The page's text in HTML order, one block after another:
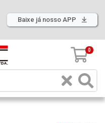
Baixe já nosso APP
0